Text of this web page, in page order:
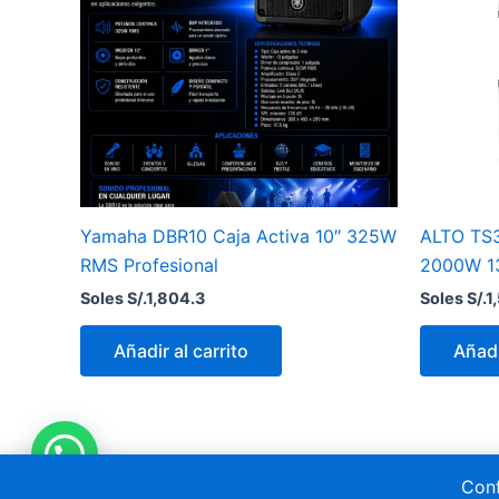
Yamaha DBR10 Caja Activa 10″ 325W
RMS Profesional
Soles S/.1,804.3
Añadir al carrito
ALTO
2000W
Soles S/.